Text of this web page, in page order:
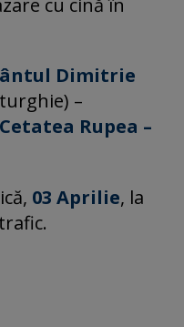
cu cină în
Dimitrie
–
Rupea –
03 Aprilie, la